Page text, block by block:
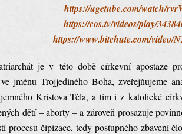
https://ugetube.com/watch/
https://cos.tv/videos/play/
https://www.bitchute.com/video/
je v této době církevní apostaze
jménu Trojjediného Boha, zveřejňujeme
Kristova Těla, a tím i z katolické
dětí – aborty – a zároveň prosazuje
procesu čipizace, tedy postupného zbavení